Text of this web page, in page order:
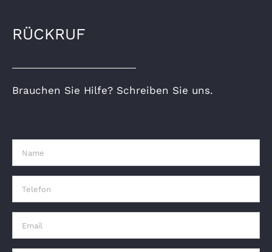
RÜCKRUF
Brauchen Sie Hilfe? Schreiben Sie uns.